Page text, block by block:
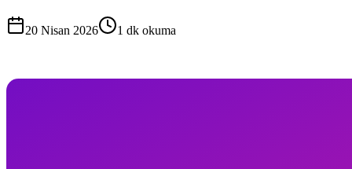
20 Nisan 2026 1 dk okuma